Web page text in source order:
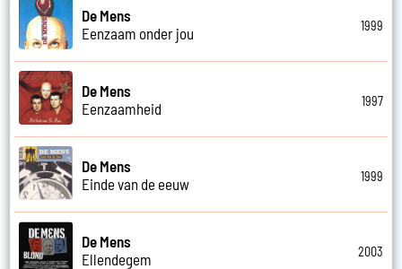
De Mens
Eenzaam onder jou
1999
De Mens
Eenzaamheid
1997
De Mens
Einde van de eeuw
1999
De Mens
Ellendegem
2003